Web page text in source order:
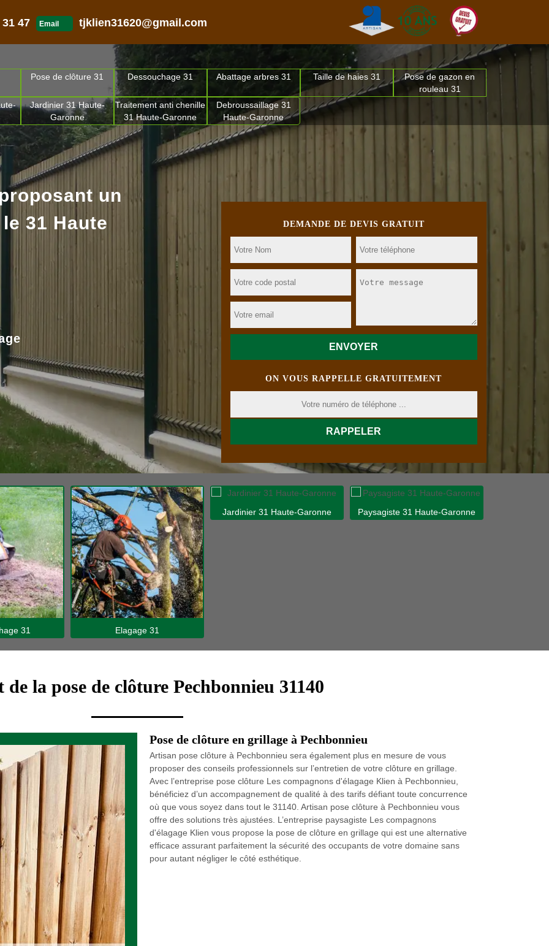
47 Email tjklien31620@gmail.com
Pose de clôture 31 Dessouchage 31 Abattage arbres 31 Taille de haies 31
Pose de gazon en
rouleau 31
Jardinier 31 Haute-
Garonne
Traitement anti chenille
31 Haute-Garonne
Debroussaillage 31
Haute-Garonne
DEMANDE DE DEVIS GRATUIT
ON VOUS RAPPELLE GRATUITEMENT
un
31 Haute
31 Elagage 31
Jardinier 31 Haute-Garonne Paysagiste 31 Haute-Garonne
de la pose de clôture Pechbonnieu 31140
Pose de clôture en grillage à Pechbonnieu
Artisan pose clôture à Pechbonnieu sera également plus en mesure de vous
proposer des conseils professionnels sur l’entretien de votre clôture en grillage.
Avec l’entreprise pose clôture Les compagnons d'élagage Klien à Pechbonnieu,
bénéficiez d’un accompagnement de qualité à des tarifs défiant toute concurrence
où que vous soyez dans tout le 31140. Artisan pose clôture à Pechbonnieu vous
offre des solutions très ajustées. L’entreprise paysagiste Les compagnons
d'élagage Klien vous propose la pose de clôture en grillage qui est une alternative
efficace assurant parfaitement la sécurité des occupants de votre domaine sans
pour autant négliger le côté esthétique.